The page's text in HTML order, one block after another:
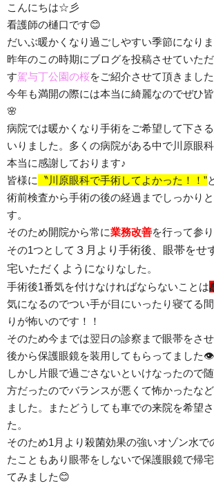
こんにちは☆彡
看護師の樋口です😊
だいぶ暖かくなり過ごしやすい季節になりま
昨年のこの時期にブログを投稿させていた
す駕与丁公園の桜をご紹介させて頂きました
今年も満開の際には本当に綺麗なのでぜひ
🌸
病院では暖かくなり手術をご希望して下さ
いりました。多くの病院がある中で川原眼
本当に感謝しております♪
皆様に
〝川原眼科で手術してよかった！！”
術前検査から手術の後の経過までしっかり
す。
そのため開院から常に業務改善を行って参り
その1つとして ３月より手術後、眼帯をせ
宅いただくようになりなした。
手術後1番気を付けなければならないことは
気になるのでつい手が目にいったり寝てる
りが怖いのです！！
そのため今までは翌日の診察まで眼帯をさ
後から保護眼鏡を装用してもらってました👁
しかし片眼で過ごさないといけなったので
方だったのでバランスが悪くて怖かったな
ました。またどうしても車での来院を希望
た。
そのため1月より殺菌効果の強いオゾン水で
たこともあり眼帯をしないで保護眼鏡で帰
てみました😊